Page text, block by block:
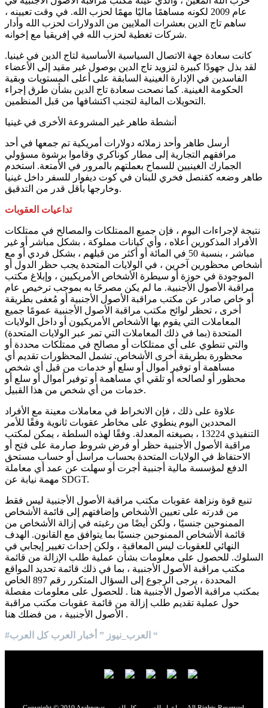
عام 2009 لكونه مساهمًا ماليًا مهمًا لحزب الله. في وقت تعيينه ،
ساهم تاج الدين بعشرات الملايين من الدولارات لحزب الله وأدار
شركات تغطية لحزب الله في إفريقيا مع إخوانه.
كانت سعادة جهة الاتصال السياسية الأساسية لتاج الدين في غينيا.
لقد بذل جهودًا كبيرة لتزويد تاج الدين بوصول غير مقيد إلى الأعضاء
الفاسدين في الإدارة الغينية السابقة على أعلى المستويات وبقية
الحكومة الغينية. كما نصحت سعادة تاج الدين بشأن طرق إجراء
التحويلات المالية لتجنب اكتشافها من قبل المنظمين.
أنشطة طاهر غير المشروعة الأخرى في غينيا
أرسل طاهر وأحد زملائه دولارات أمريكية تم جمعها في أحد
مرافقهم التجارية إلى مطار كوناكري وقاموا برشوة مسؤولي
الجمارك الغينيين للسماح بعملتهم بالمرور في الأمتعة. استخدم
طاهر وضعه كقنصل فخري للبنان في كوت ديفوار للسفر داخل غينيا
وخارجها بأقل قدر من التدقيق.
تداعيات العقوبات
نتيجة لإجراءات اليوم ، فإن جميع الممتلكات والمصالح في ممتلكات
الأفراد المذكورين أعلاه ، وأي كيانات مملوكة ، بشكل مباشر أو غير
مباشر ، بنسبة 50 في المائة أو أكثر من قبلهم ، بشكل فردي أو مع
أشخاص محظورين آخرين ، في الولايات المتحدة يجب حظر الدول أو
الموجودة في حوزة أو سيطرة الأشخاص الأمريكيين ، وإبلاغ مكتب
مراقبة الأصول الأجنبية. ما لم يكن مصرحًا به بموجب ترخيص عام
أو خاص صادر عن مكتب مراقبة الأصول الأجنبية أو مُعفى بطريقة
أخرى ، تحظر لوائح مكتب مراقبة الأصول الأجنبية عمومًا جميع
المعاملات التي يقوم بها الأشخاص الأمريكيون أو داخل الولايات
المتحدة (بما في ذلك المعاملات التي تمر عبر الولايات المتحدة)
والتي تنطوي على أي ممتلكات أو مصالح في ممتلكات محددة أو
محظورة بطريقة أخرى الأشخاص. تشمل المحظورات تقديم أي
مساهمة أو توفير أموال أو سلع أو خدمات من قبل أي شخص
محظور أو لصالحه أو تلقي أي مساهمة أو توفير أموال أو سلع أو
خدمات من أي شخص من هذا القبيل.
علاوة على ذلك ، فإن الانخراط في معاملات معينة مع الأفراد
المحددين اليوم ينطوي على مخاطر عقوبات ثانوية وفقًا للأمر
التنفيذي 13224 ، بصيغته المعدلة. وفقًا لهذه السلطة ، يمكن لمكتب
مراقبة الأصول الأجنبية حظر أو فرض شروط صارمة على فتح أو
الاحتفاظ في الولايات المتحدة بحساب مراسل أو حساب مستحق
الدفع لمؤسسة مالية أجنبية أجرت أو سهلت عن عمد أي معاملة
مهمة نيابة عن SDGT.
تنبع قوة ونزاهة عقوبات مكتب مراقبة الأصول الأجنبية ليس فقط
من قدرته على تعيين الأشخاص وإضافتهم إلى قائمة الأشخاص
الممنوحين جنسيًا ، ولكن أيضًا من رغبته في إزالة الأشخاص من
قائمة الأشخاص الممنوحين جنسيًا بما يتوافق مع القانون. الهدف
النهائي للعقوبات ليس المعاقبة ، ولكن إحداث تغيير إيجابي في
السلوك. للحصول على معلومات بشأن عملية طلب الإزالة من قائمة
مكتب مراقبة الأصول الأجنبية ، بما في ذلك قائمة تحديد المواقع
المحددة ، يرجى الرجوع إلى السؤال المتكرر رقم 897 الخاص
بمكتب مراقبة الأصول الأجنبية هنا . للحصول على معلومات مفصلة
حول عملية تقديم طلب إزالة من قائمة عقوبات مكتب مراقبة
الأصول الأجنبية ، من فضلك هنا .
#العرب_نيوز ” أخبار العرب كل العرب “